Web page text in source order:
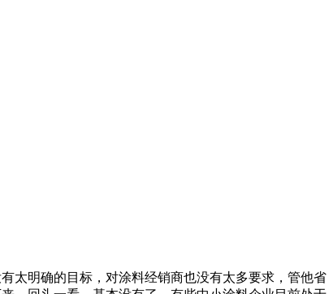
太明确的目标，对涂料经销商也没有太多要求，管他省